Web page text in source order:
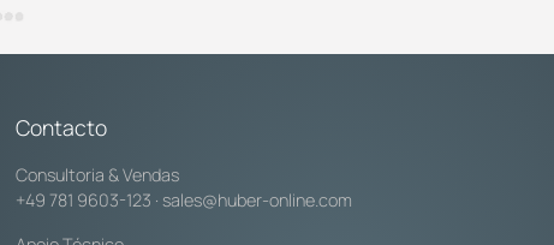
Contacto
Consultoria & Vendas
+49 781 9603-123 · sales@huber-online.com